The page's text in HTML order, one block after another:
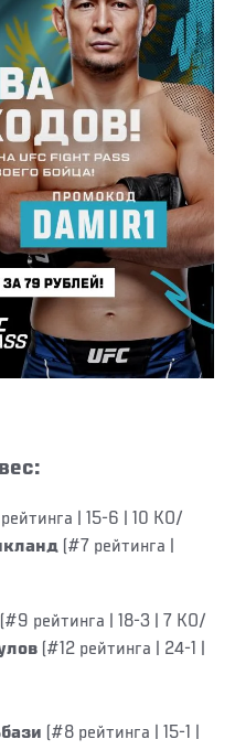
| 15-6 | 10 КО/
(#7 рейтинга |
(#9 рейтинга | 18-3
| 7 КО/
(#12 рейтинга | 24-1 |
(#8 рейтинга | 15-1 |